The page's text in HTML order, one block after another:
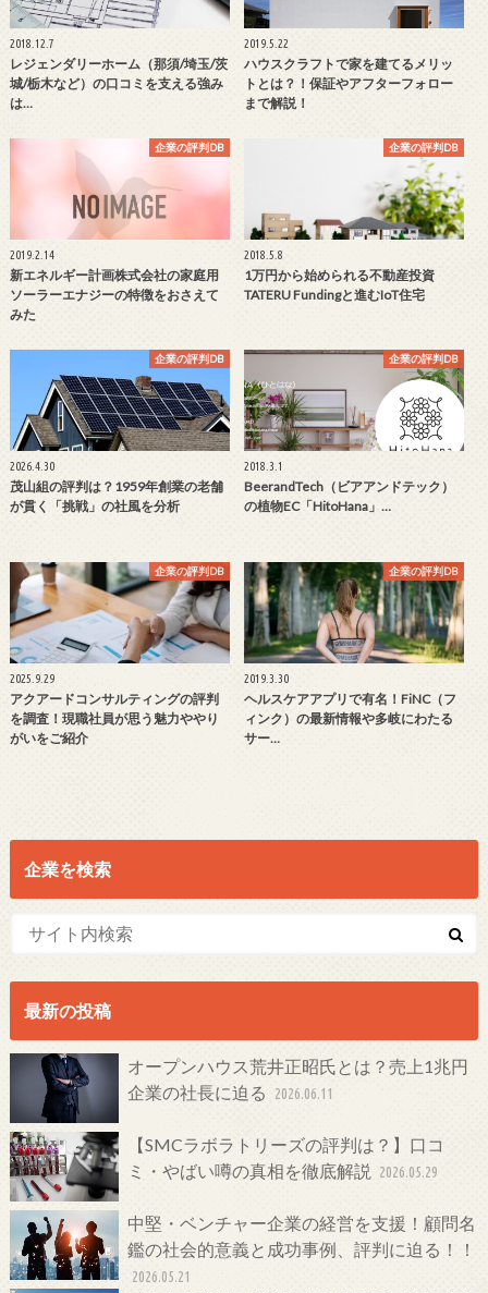
2018.12.7
レジェンダリーホーム（那須/埼玉/茨
城/栃木など）の口コミを支える強み
は…
2019.5.22
ハウスクラフトで家を建てるメリッ
トとは？！保証やアフターフォロー
まで解説！
企業の評判DB
2019.2.14
新エネルギー計画株式会社の家庭用
ソーラーエナジーの特徴をおさえて
みた
企業の評判DB
2018.5.8
1万円から始められる不動産投資
TATERU Fundingと進むIoT住宅
企業の評判DB
2026.4.30
茂山組の評判は？1959年創業の老舗
が貫く「挑戦」の社風を分析
企業の評判DB
2018.3.1
BeerandTech（ビアアンドテック）
の植物EC「HitoHana」…
企業の評判DB
2025.9.29
アクアードコンサルティングの評判
を調査！現職社員が思う魅力ややり
がいをご紹介
企業の評判DB
2019.3.30
ヘルスケアアプリで有名！FiNC（フ
ィンク）の最新情報や多岐にわたる
サー…
企業を検索
最新の投稿
オープンハウス荒井正昭氏とは？売上1兆円
企業の社長に迫る
2026.06.11
【SMCラボラトリーズの評判は？】口コ
ミ・やばい噂の真相を徹底解説
2026.05.29
中堅・ベンチャー企業の経営を支援！顧問名
鑑の社会的意義と成功事例、評判に迫る！！
2026.05.21